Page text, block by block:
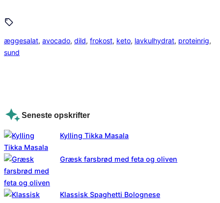
æggesalat, avocado, dild, frokost, keto, lavkulhydrat, proteinrig
sund
Seneste opskrifter
Kylling Tikka Masala
Græsk farsbrød med feta og oliven
Klassisk Spaghetti Bolognese